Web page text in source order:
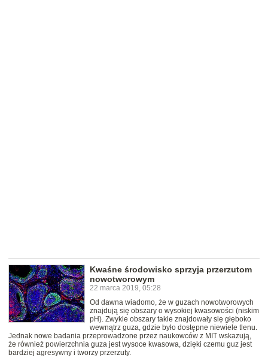
Kwaśne środowisko sprzyja przerzutom
nowotworowym
22 marca 2019, 05:28
Od dawna wiadomo, że w guzach nowotworowych
znajdują się obszary o wysokiej kwasowości (niskim
pH). Zwykle obszary takie znajdowały się głęboko
wewnątrz guza, gdzie było dostępne niewiele tlenu.
Jednak nowe badania przeprowadzone przez naukowców z MIT wskazują,
że również powierzchnia guza jest wysoce kwasowa, dzięki czemu guz jest
bardziej agresywny i tworzy przerzuty.